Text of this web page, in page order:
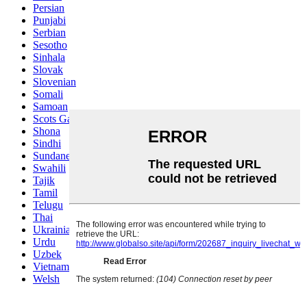
Persian
Punjabi
Serbian
Sesotho
Sinhala
Slovak
Slovenian
Somali
Samoan
Scots Gaelic
Shona
Sindhi
Sundanese
Swahili
Tajik
Tamil
Telugu
Thai
Ukrainian
Urdu
Uzbek
Vietnamese
Welsh